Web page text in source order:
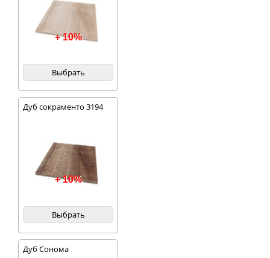
+ 10%
Выбрать
Дуб сокраменто 3194
+ 10%
Выбрать
Дуб Сонома